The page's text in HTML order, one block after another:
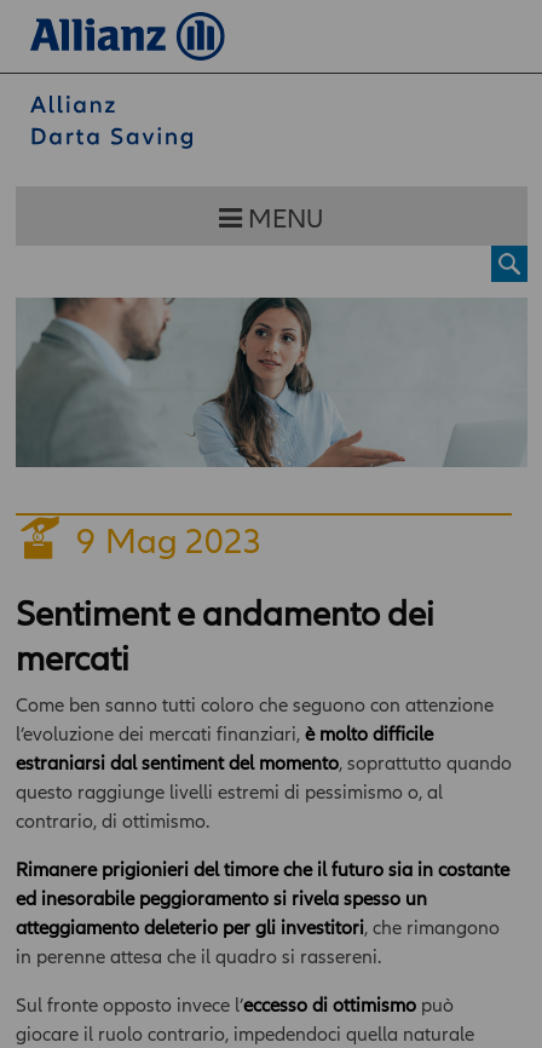
MENU
9 Mag 2023
Sentiment e andamento dei
mercati
Come ben sanno tutti coloro che seguono con attenzione
l’evoluzione dei mercati finanziari, è molto difficile
estraniarsi dal sentiment del momento, soprattutto quando
questo raggiunge livelli estremi di pessimismo o, al
contrario, di ottimismo.
Rimanere prigionieri del timore che il futuro sia in costante
ed inesorabile peggioramento si rivela spesso un
atteggiamento deleterio per gli investitori, che rimangono
in perenne attesa che il quadro si rassereni.
Sul fronte opposto invece l’eccesso di ottimismopuò
giocare il ruolo contrario, impedendoci quella naturale